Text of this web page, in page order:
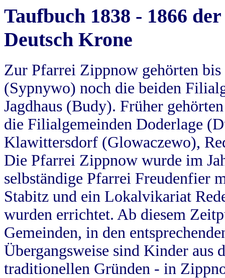
Taufbuch 1838 - 1866
Deutsch Krone
Zur Pfarrei Zippnow gehörten
(Sypnywo) noch die beiden
Jagdhaus (Budy). Früher
die Filialgemeinden Doderlage
Klawittersdorf (Glowaczewo),
Die Pfarrei Zippnow wurde im
selbständige Pfarrei Freudenfier
Stabitz und ein Lokalvikariat
wurden errichtet. Ab diesem
Gemeinden, in den
Übergangsweise sind Kinder aus
traditionellen Gründen - in